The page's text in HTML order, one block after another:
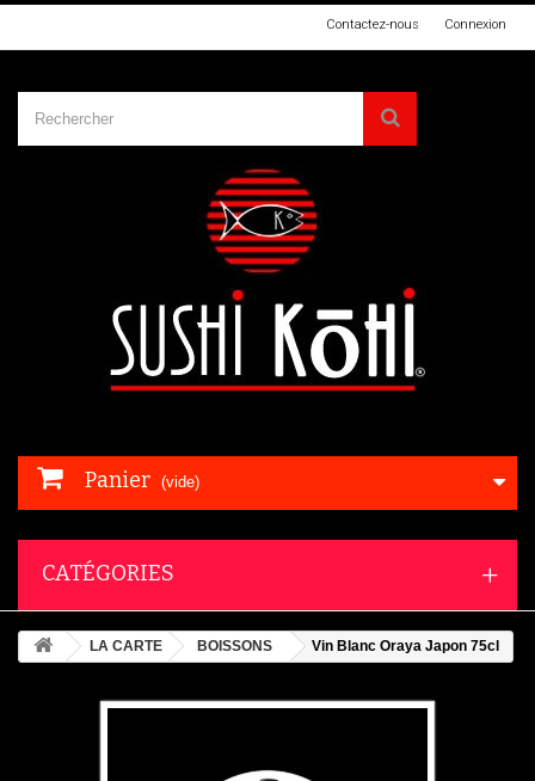
Connexion
Contactez-nous
Panier (vide)
CATÉGORIES
LA CARTE BOISSONS Vin Blanc Oraya Japon 75cl